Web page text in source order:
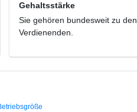
Gehaltsstärke
Sie gehören bundesweit zu
Verdienenden.